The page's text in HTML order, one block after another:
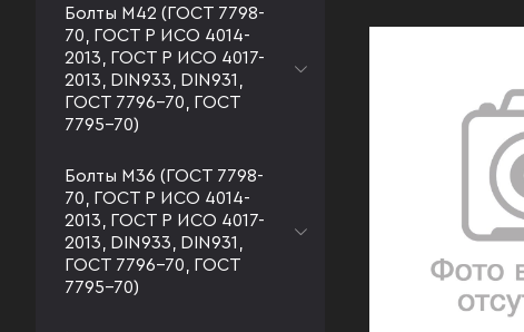
Болты М42 (ГОСТ 7798-
70, ГОСТ Р ИСО 4014-
2013, ГОСТ Р ИСО 4017-
2013, DIN933, DIN931,
ГОСТ 7796-70, ГОСТ
7795-70)
Болты М36 (ГОСТ 7798-
70, ГОСТ Р ИСО 4014-
2013, ГОСТ Р ИСО 4017-
2013, DIN933, DIN931,
ГОСТ 7796-70, ГОСТ
7795-70)